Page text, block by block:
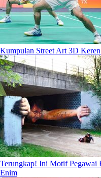
Kumpulan Street Art 3D
Terungkap! Ini Motif Pegawai
Enim